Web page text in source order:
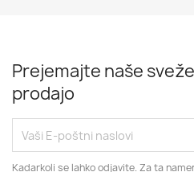
Prejemajte naše
prodajo
Kadarkoli se lahko odjavite. Za ta